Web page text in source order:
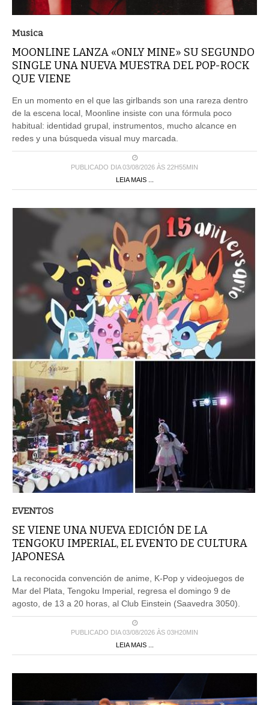
Musica
MOONLINE LANZA «ONLY MINE» SU SEGUNDO
SINGLE UNA NUEVA MUESTRA DEL POP-ROCK
QUE VIENE
En un momento en el que las girlbands son una rareza dentro
de la escena local, Moonline insiste con una fórmula poco
habitual: identidad grupal, instrumentos, mucho alcance en
redes y una búsqueda visual muy marcada.
PUBLICADO DIA 03/08/2026 ÀS 22H55MIN
LEIA MAIS ...
EVENTOS
SE VIENE UNA NUEVA EDICIÓN DE LA
TENGOKU IMPERIAL, EL EVENTO DE CULTURA
JAPONESA
La reconocida convención de anime, K-Pop y videojuegos de
Mar del Plata, Tengoku Imperial, regresa el domingo 9 de
agosto, de 13 a 20 horas, al Club Einstein (Saavedra 3050).
PUBLICADO DIA 03/08/2026 ÀS 03H20MIN
LEIA MAIS ...